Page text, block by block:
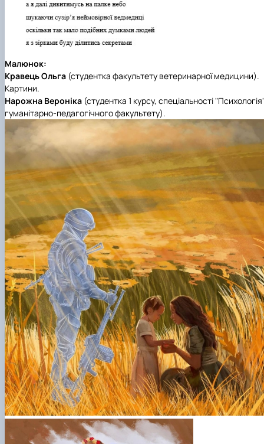
Малюнок:
Кравець Ольга (студентка факультету ветеринарної медицини).
Картини.
Нарожна Вероніка (студентка 1 курсу, спеціальності
гуманітарно-педагогічного факультету).